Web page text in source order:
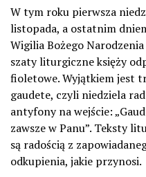
W tym roku pierwsza
listopada, a ostatnim
Wigilia Bożego
szaty liturgiczne księży
fioletowe. Wyjątkiem jest
gaudete, czyli niedziela
antyfony na wejście:
zawsze w Panu”. Teksty
są radością z
odkupienia, jakie przynosi.